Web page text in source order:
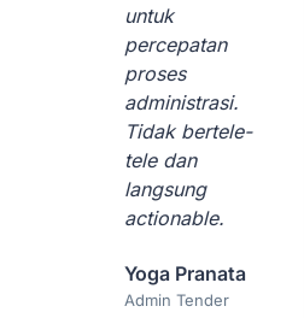
untuk
percepatan
proses
administrasi.
Tidak bertele-
tele dan
langsung
actionable.
Yoga Pranata
Admin Tender